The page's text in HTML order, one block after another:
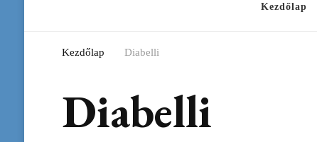
Kezdőlap
Kezdőlap Diabelli
Diabelli